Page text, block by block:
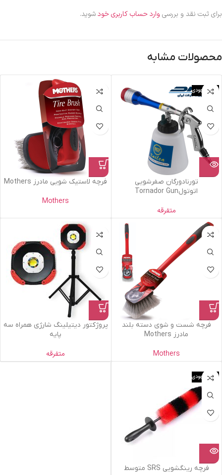
برای ثبت نقد و بررسی وارد حساب کاربری خودشوید.
محصولات مشابه
اتمام موجودی
تورنادورگان صفرشویی
اتوتولTornador Gun
متفرقه
فرچه لاستیک شویی مادرز Mothers
Mothers
فرچه شست و شوی دسته بلند
مادرز Mothers
Mothers
پروژکتور دیتیلینگ شارژی همراه سه
پایه
متفرقه
اتمام موجودی
فرچه رینگشویی SRS متوسط